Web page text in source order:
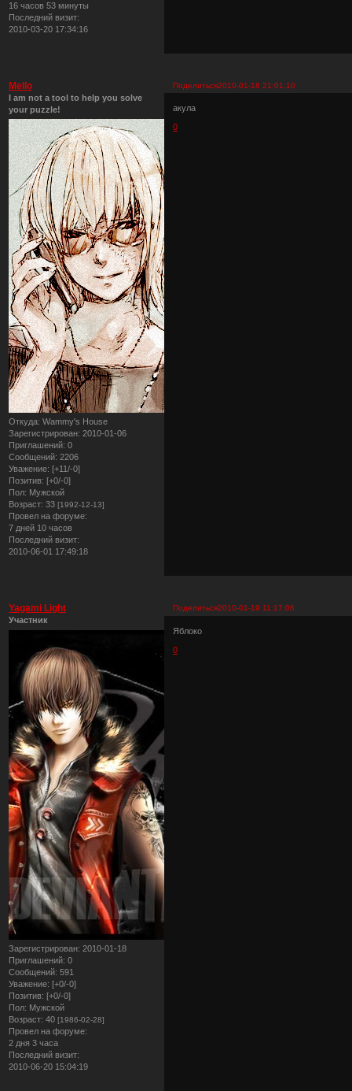
16 часов 53 минуты
Последний визит:
2010-03-20 17:34:16
Поделиться2010-01-18 21:01:10
Mello
I am not a tool to help you solve
your puzzle!
Откуда: Wammy's House
Зарегистрирован: 2010-01-06
Приглашений: 0
Сообщений: 2206
Уважение: [+11/-0]
Позитив: [+0/-0]
Пол: Мужской
Возраст: 33 [1992-12-13]
Провел на форуме:
7 дней 10 часов
Последний визит:
2010-06-01 17:49:18
акула
0
Поделиться2010-01-19 11:17:06
Yagami Light
Участник
Зарегистрирован: 2010-01-18
Приглашений: 0
Сообщений: 591
Уважение: [+0/-0]
Позитив: [+0/-0]
Пол: Мужской
Возраст: 40 [1986-02-28]
Провел на форуме:
2 дня 3 часа
Последний визит:
2010-06-20 15:04:19
Яблоко
0